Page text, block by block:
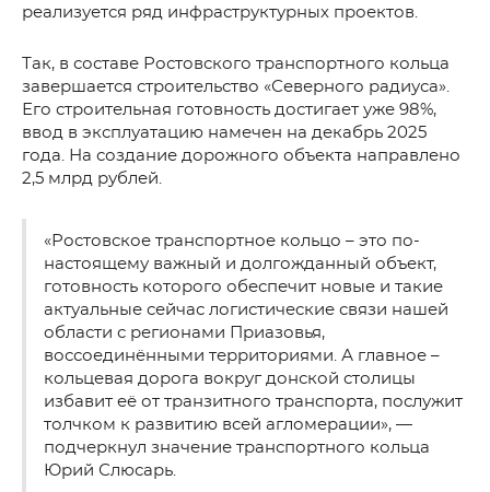
реализуется ряд инфраструктурных проектов.
Так, в составе Ростовского транспортного кольца
завершается строительство «Северного радиуса».
Его строительная готовность достигает уже 98%,
ввод в эксплуатацию намечен на декабрь 2025
года. На создание дорожного объекта направлено
2,5 млрд рублей.
«Ростовское транспортное кольцо – это по-
настоящему важный и долгожданный объект,
готовность которого обеспечит новые и такие
актуальные сейчас логистические связи нашей
области с регионами Приазовья,
воссоединёнными территориями. А главное –
кольцевая дорога вокруг донской столицы
избавит её от транзитного транспорта, послужит
толчком к развитию всей агломерации», —
подчеркнул значение транспортного кольца
Юрий Слюсарь.